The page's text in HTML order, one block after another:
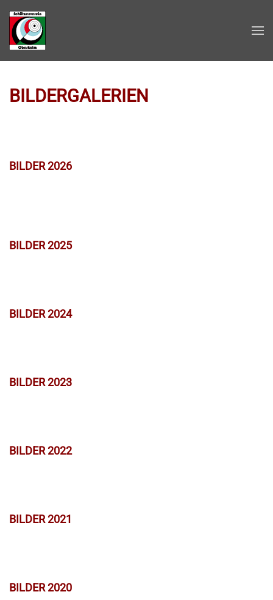
Zum Hauptinhalt springen
BILDERGALERIEN
BILDER 2026
BILDER 2025
BILDER 2024
BILDER 2023
BILDER 2022
BILDER 2021
BILDER 2020